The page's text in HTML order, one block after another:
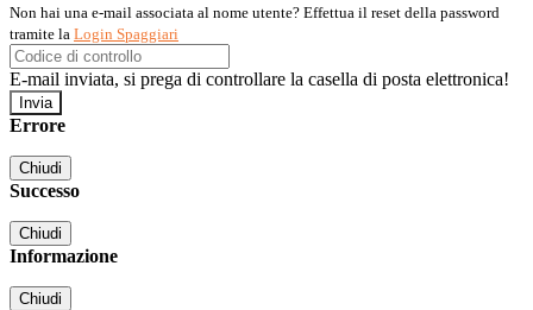
Non hai una e-mail associata al nome utente? Effettua il reset della password
tramite la Login Spaggiari
E-mail inviata, si prega di controllare la casella di posta elettronica!
Errore
Chiudi
Successo
Chiudi
Informazione
Chiudi